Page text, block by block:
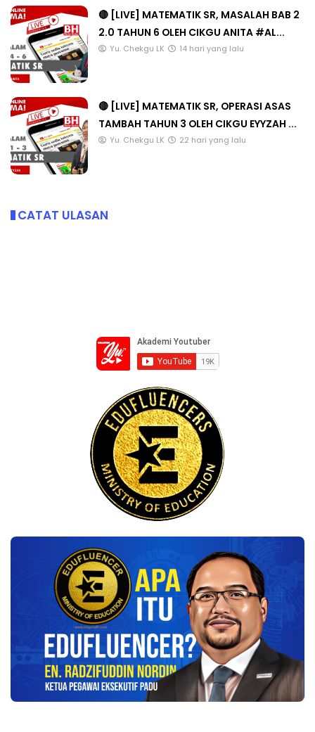
🔴 [LIVE] MATEMATIK SR, MASALAH BAB 2
2.0 TAHUN 6 OLEH CIKGU ANITA #AL...
Yu. Chekgu LK 14 hari yang lalu
🔴 [LIVE] MATEMATIK SR, OPERASI ASAS
TAMBAH TAHUN 3 OLEH CIKGU EYYZAH ...
Yu. Chekgu LK 22 hari yang lalu
CATAT ULASAN